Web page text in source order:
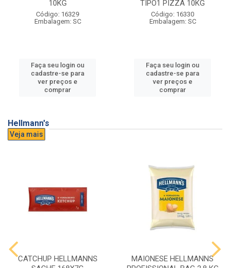
10KG
Código: 16329
Embalagem: SC
Faça seu login ou
cadastre-se para
ver preços e
comprar
TIPO1 PIZZA 10KG
Código: 16330
Embalagem: SC
Faça seu login ou
cadastre-se para
ver preços e
comprar
Hellmann's
Veja mais
CATCHUP HELLMANNS
MAIONESE HELLMANNS